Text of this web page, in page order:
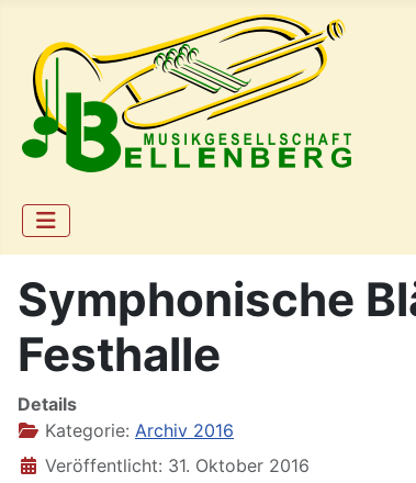
Symphonische
Festhalle
Details
Kategorie: Archiv 2016
Veröffentlicht: 31. Oktober 2016